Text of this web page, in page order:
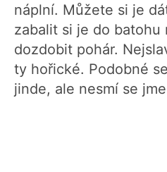
náplní. Můžete si je
zabalit si je do batohu
dozdobit pohár.
ty hořické. Podobné
jinde, ale nesmí se